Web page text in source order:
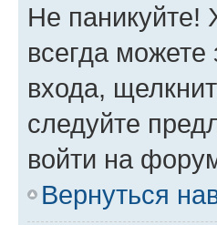
Не паникуйте!
всегда можете
входа,
следуйте
войти на
Вернуться